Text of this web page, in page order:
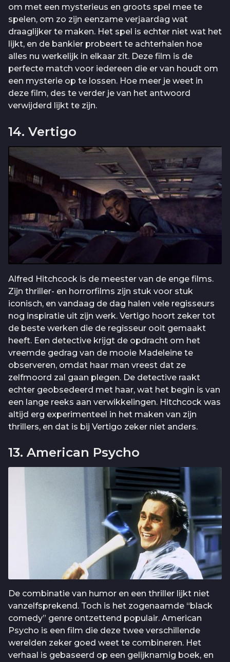
om met een mysterieus en groots spel mee te
spelen, om zo zijn eenzame verjaardag wat
draaglijker te maken. Het spel is echter niet wat het
lijkt, en de bankier probeert te achterhalen hoe
alles nu werkelijk in elkaar zit. Deze film is de
perfecte match voor iedereen die er van houdt om
een mysterie op te lossen. Hoe meer je weet in
deze film, des te verder je van het antwoord
verwijderd lijkt te zijn.
14. Vertigo
Alfred Hitchcock is de meester van de enge films.
Zijn thriller- en horrorfilms zijn stuk voor stuk
iconisch, en vandaag de dag halen vele regisseurs
nog inspiratie uit zijn werk. Vertigo hoort zeker tot
de beste werken die de regisseur ooit gemaakt
heeft. Een detective krijgt de opdracht om het
vreemde gedrag van de mooie Madeleine te
observeren, omdat haar man vreest dat ze
zelfmoord zal gaan plegen. De detective raakt
echter geobsedeerd met haar, wat het begin is van
een lange reeks aan verwikkelingen. Hitchcock was
altijd erg experimenteel in het maken van zijn
thrillers, en dat is bij Vertigo zeker niet anders.
13. American Psycho
De combinatie van humor en een thriller lijkt niet
vanzelfsprekend. Toch is het zogenaamde “black
comedy” genre ontzettend populair. American
Psycho is een film die deze twee verschillende
werelden zeker goed weet te combineren. Het
verhaal is gebaseerd op een gelijknamig boek, en